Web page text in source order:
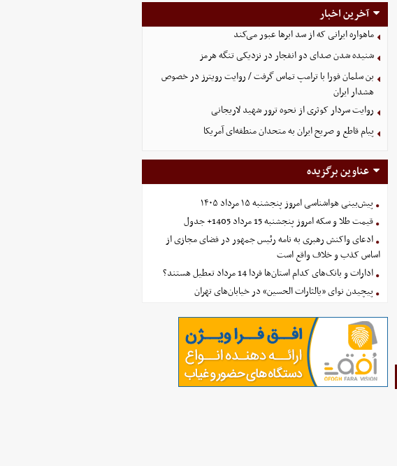
آخرین اخبار
ماهواره ایرانی که از سد ابرها عبور می‌کند
شنیده شدن صدای دو انفجار در نزدیکی تنگه هرمز
بن سلمان فورا با ترامپ تماس گرفت / روایت رویترز در خصوص
هشدار ایران
روایت سردار کوثری از نحوه ترور شهید لاریجانی
پیام قاطع و صریح ایران به متحدان منطقه‌ای آمریکا
عناوین برگزیده
پیش‌بینی هواشناسی امروز پنجشنبه ۱۵ مرداد ۱۴۰۵
قیمت طلا و سکه امروز پنجشنبه 15 مرداد 1405+ جدول
ادعای واکنش رهبری به نامه رئیس جمهور در فضای مجازی از
اساس کذب و خلاف واقع است
ادارات و بانک‌های کدام استان‌ها فردا 14 مرداد تعطیل هستند؟
پیچیدن نوای «یالثارات الحسین» در خیابان‌های تهران